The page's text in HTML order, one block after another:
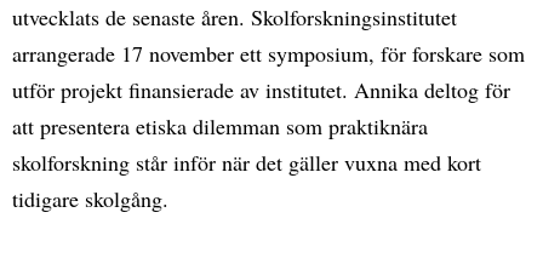
utvecklats de senaste åren. Skolforskningsinstitutet
arrangerade 17 november ett symposium, för forskare som
utför projekt finansierade av institutet. Annika deltog för
att presentera etiska dilemman som praktiknära
skolforskning står inför när det gäller vuxna med kort
tidigare skolgång.